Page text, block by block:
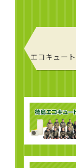
エコキュー